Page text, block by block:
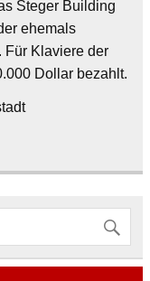
Steger Building
ehemals
Für Klaviere der
Dollar bezahlt.